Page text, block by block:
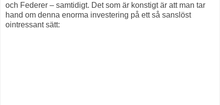
och Federer – samtidigt. Det som är konstigt är att man tar
hand om denna enorma investering på ett så sanslöst
ointressant sätt: